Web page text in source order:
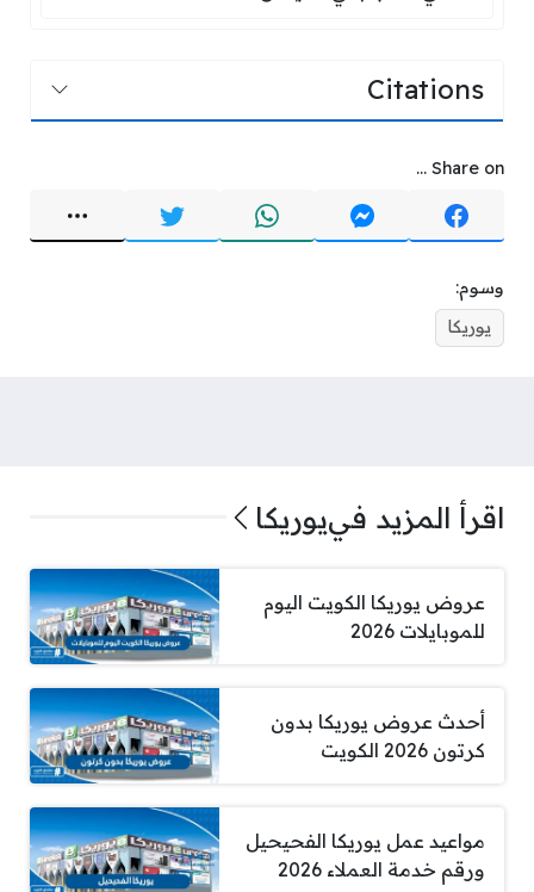
Citations
Share on ...
وسوم:
يوريكا
اقرأ المزيد فييوريكا
عروض يوريكا الكويت اليوم
للموبايلات 2026
أحدث عروض يوريكا بدون
كرتون 2026 الكويت
مواعيد عمل يوريكا الفحيحيل
ورقم خدمة العملاء 2026